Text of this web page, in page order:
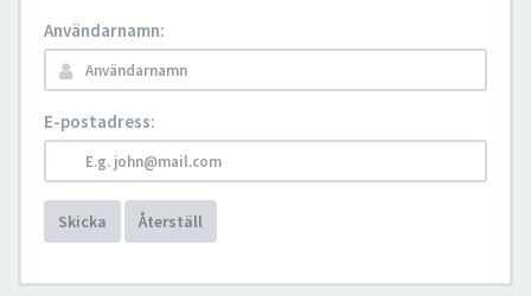
Användarnamn:
E-postadress:
Skicka Återställ